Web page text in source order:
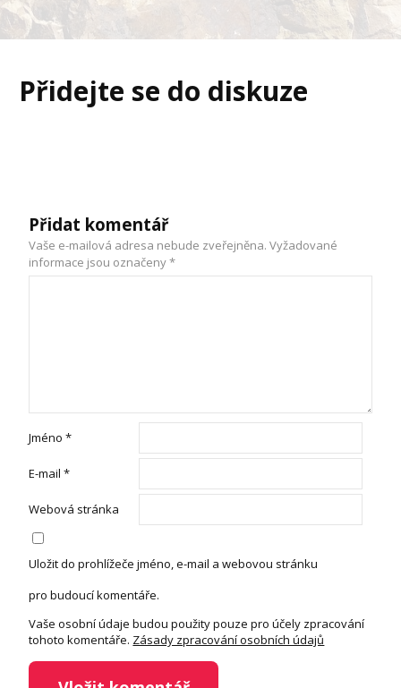
Přidejte se do diskuze
Přidat komentář
Vaše e-mailová adresa nebude zveřejněna. Vyžadované
informace jsou označeny*
Jméno*
E-mail*
Webová stránka
Uložit do prohlížeče jméno, e-mail a webovou stránku
pro budoucí komentáře.
Vaše osobní údaje budou použity pouze pro účely zpracování
tohoto komentáře. Zásady zpracování osobních údajů